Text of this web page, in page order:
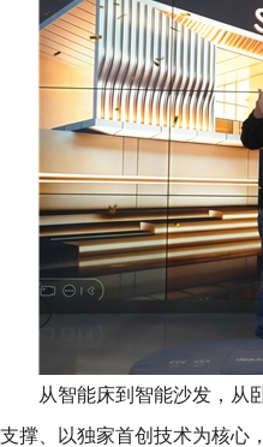
从智能床到智能沙发，从
支撑、以独家首创技术为核心